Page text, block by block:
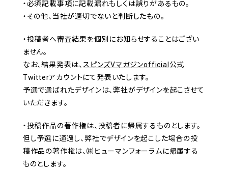
・必須記載事項に記載漏れもしくは誤りがあるもの。
・その他、当社が適切でないと判断したもの。
・投稿者へ審査結果を個別にお知らせすることはござい
ません。
なお、結果発表は、 スピンズVマガジンofficial 公式
Twitterアカウントにて発表いたします。
予選で選ばれたデザインは、弊社がデザインを起こさせて
いただきます。
・投稿作品の著作権は、投稿者に帰属するものとします。
但し予選に通過し、弊社でデザインを起こした場合の投
稿作品の著作権は、㈱ヒューマンフォーラムに帰属する
ものとします。